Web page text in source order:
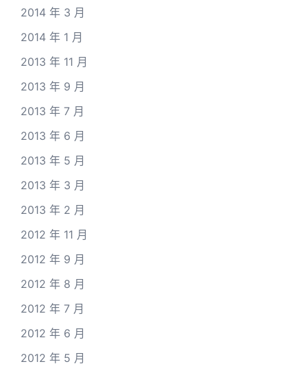
2014 年 3 月
2014 年 1 月
2013 年 11 月
2013 年 9 月
2013 年 7 月
2013 年 6 月
2013 年 5 月
2013 年 3 月
2013 年 2 月
2012 年 11 月
2012 年 9 月
2012 年 8 月
2012 年 7 月
2012 年 6 月
2012 年 5 月